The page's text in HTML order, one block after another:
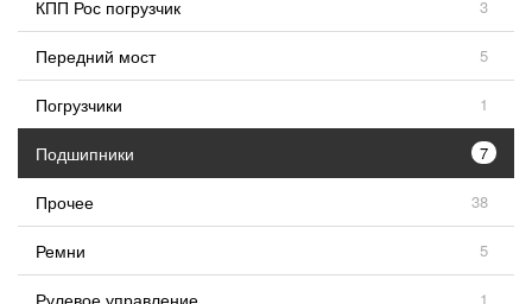
КПП Рос погрузчик 3
Передний мост 5
Погрузчики 1
Подшипники 7
Прочее 38
Ремни 5
Рулевое управление 1